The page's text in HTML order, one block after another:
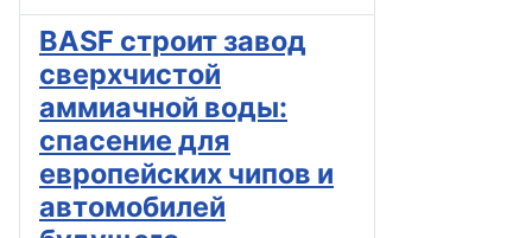
BASF строит завод
сверхчистой
аммиачной воды:
спасение для
европейских чипов и
автомобилей